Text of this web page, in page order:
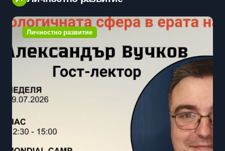
Личностно развитие